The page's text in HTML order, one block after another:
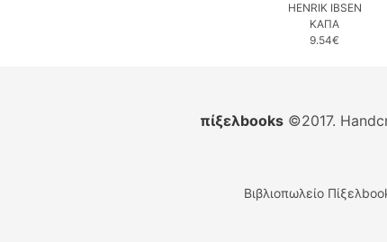
HENRIK IBSEN
ΚΑΠΑ
9.54€
πίξελbooks ©2017.
Βιβλιοπωλείο